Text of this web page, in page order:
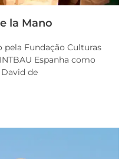
la Mano
pela Fundação Culturas
Espanha como
de